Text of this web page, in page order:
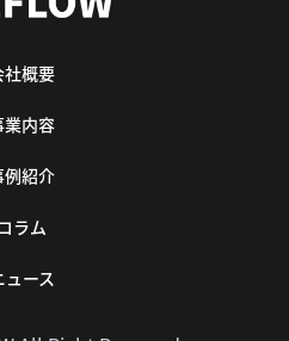
社概要
業内容
例紹介
コラム
ュース